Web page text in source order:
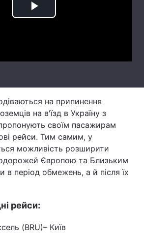
Play
на припинення
на в'їзд в Україну з
своїм пасажирам
рейси. Тим самим, у
можливість розширити
Європою та Близьким
в період обмежень, а й після їх
рейси:
(BRU)– Київ